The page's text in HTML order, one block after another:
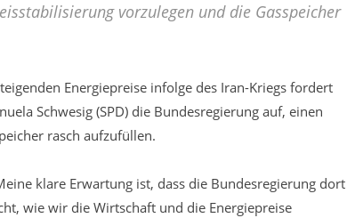
vorzulegen und die Gasspeicher
Energiepreise infolge des Iran-Kriegs fordert
Schwesig (SPD) die Bundesregierung auf, einen
rasch aufzufüllen.
klare Erwartung ist, dass die Bundesregierung dort
wie wir die Wirtschaft und die Energiepreise